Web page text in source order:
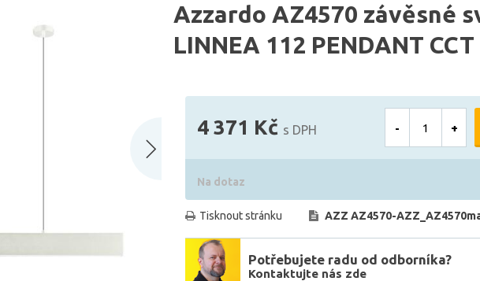
Azzardo AZ4570 závěsné
LINNEA 112 PENDANT
4 371 Kč s DPH - +
Na dotaz
Tisknout stránku AZZ AZ4570-
Potřebujete radu od odborníka?
Kontaktujte nás zde